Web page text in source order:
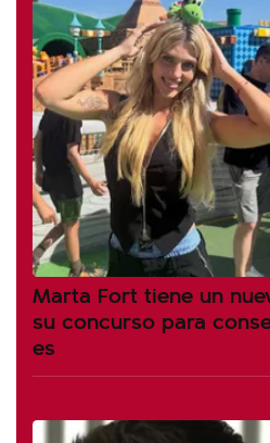
Marta Fort tiene un
su concurso para
es